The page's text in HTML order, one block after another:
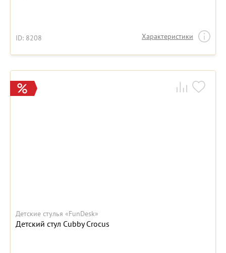
ID: 8208 Характеристики
Детские стулья «FunDesk»
Детский стул Cubby Crocus